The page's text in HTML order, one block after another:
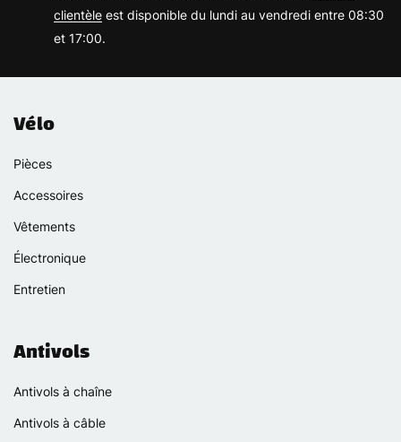
clientèle est disponible du lundi au vendredi entre 08:30
et 17:00.
Vélo
Pièces
Accessoires
Vêtements
Électronique
Entretien
Antivols
Antivols à chaîne
Antivols à câble